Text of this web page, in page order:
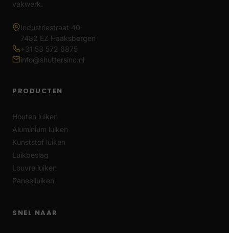
vakwerk.
Industriestraat 40
7482 EZ Haaksbergen
+31 53 572 6875
info@shuttersinc.nl
PRODUCTEN
Houten luiken
Aluminium luiken
Kunststof luiken
Luikbeslag
Louvre luiken
Paneelluiken
SNEL NAAR